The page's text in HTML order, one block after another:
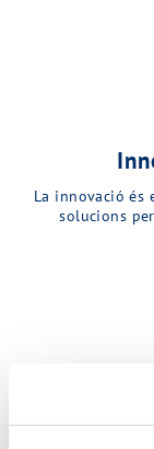
La innovació és
solucions